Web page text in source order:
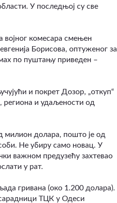
У последњој су све
војног комесара смењен
Борисова, оптуженог за
по пуштању приведен –
и покрет Дозор, „откуп“
региона и удаљености од
милион долара, пошто је од
Не убиру само новац. У
важном предузећу захтевао
у рат.
гривана (око 1.200 долара).
ТЦК у Одеси